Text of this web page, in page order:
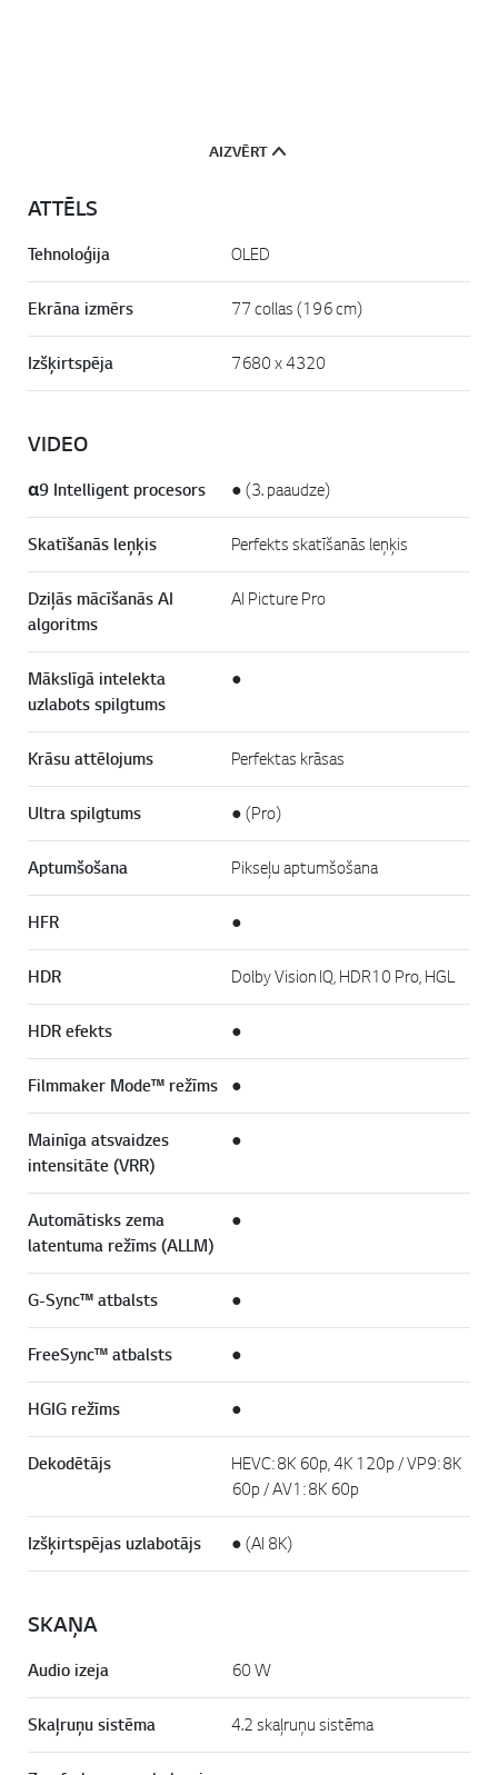
AIZVĒRT
ATTĒLS
Tehnoloģija OLED
Ekrāna izmērs 77 collas (196 cm)
Izšķirtspēja 7680 x 4320
VIDEO
α9 Intelligent procesors ● (3. paaudze)
Skatīšanās leņķis Perfekts skatīšanās leņķis
Dziļās mācīšanās AI
algoritms
AI Picture Pro
Mākslīgā intelekta
uzlabots spilgtums
●
Krāsu attēlojums Perfektas krāsas
Ultra spilgtums ● (Pro)
Aptumšošana Pikseļu aptumšošana
HFR ●
HDR Dolby Vision IQ, HDR10 Pro, HGL
HDR efekts ●
Filmmaker Mode™ režīms ●
Mainīga atsvaidzes
intensitāte (VRR)
●
Automātisks zema
latentuma režīms (ALLM)
●
G-Sync™ atbalsts ●
FreeSync™ atbalsts ●
HGIG režīms ●
Dekodētājs
HEVC: 8K 60p, 4K 120p / VP9: 8K
60p / AV1: 8K 60p
Izšķirtspējas uzlabotājs ● (AI 8K)
SKAŅA
Audio izeja 60 W
Skaļruņu sistēma 4.2 skaļruņu sistēma